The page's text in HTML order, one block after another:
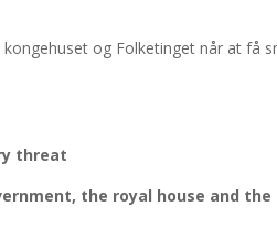
og Folketinget når at få
threat
the royal house and